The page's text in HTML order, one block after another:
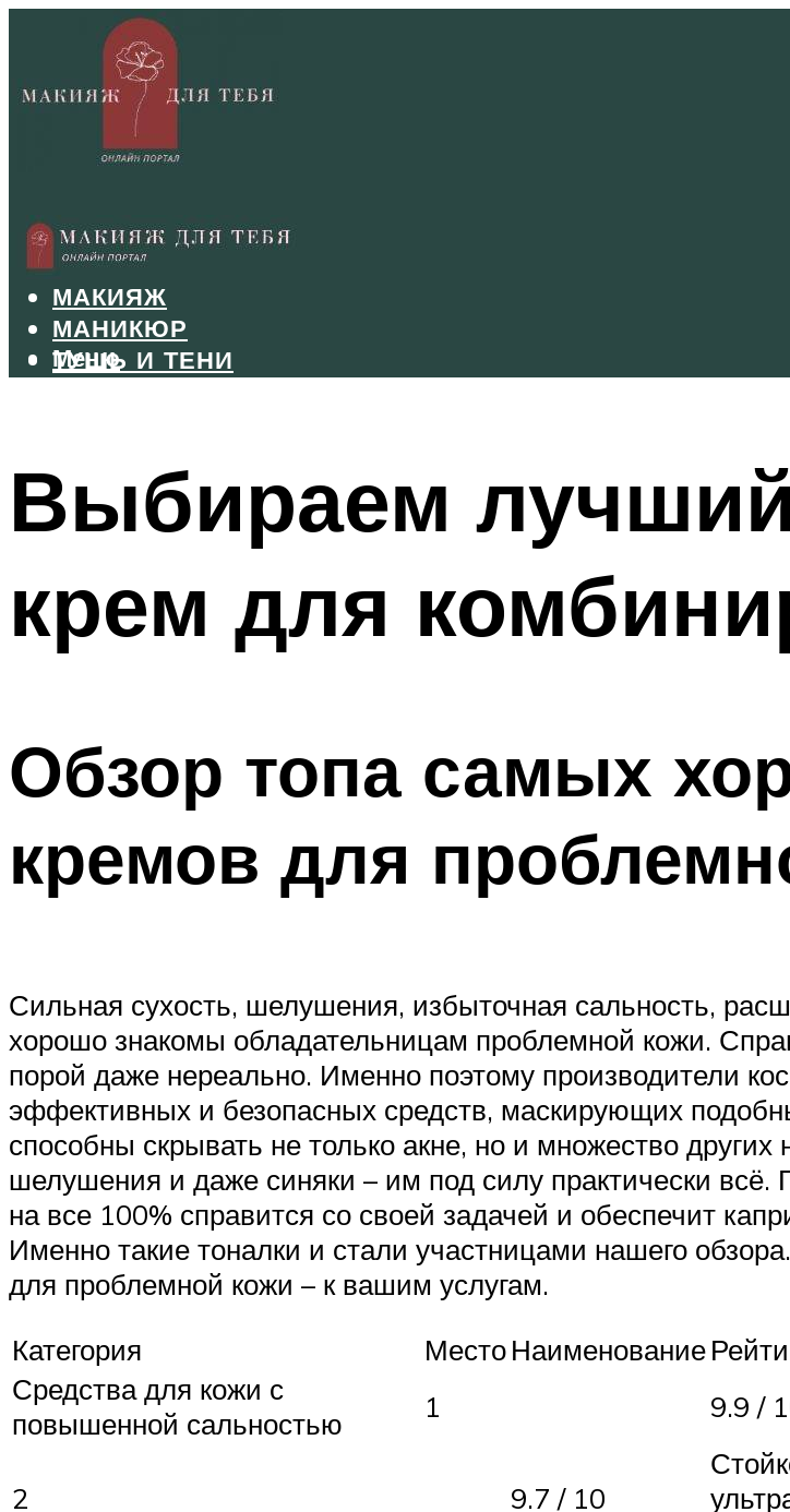
БРОВИ
ВОЛОСЫ
МАКИЯЖ
МАНИКЮР
ТУШЬ И ТЕНИ
Меню
Выбираем
крем для
Обзор топа самых
кремов для
Сильная сухость, шелушения, избыточная сальность,
хорошо знакомы обладательницам проблемной кожи.
порой даже нереально. Именно поэтому производители
эффективных и безопасных средств, маскирующих
способны скрывать не только акне, но и множество
шелушения и даже синяки – им под силу практически всё.
на все 100% справится со своей задачей и обеспечит
Именно такие тоналки и стали участницами нашего
для проблемной кожи – к вашим услугам.
Категория
МестоНаименование
Средства для кожи с
повышенной сальностью
1 9.9 /
2 9.7 / 10